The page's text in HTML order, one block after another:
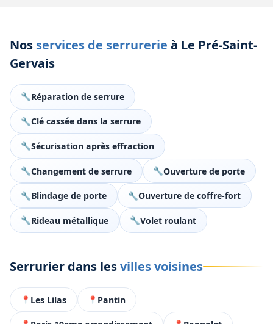
Nos services de serrurerie à Le Pré-Saint-
Gervais
Réparation de serrure
Clé cassée dans la serrure
Sécurisation après effraction
Changement de serrure Ouverture de porte
Blindage de porte Ouverture de coffre-fort
Rideau métallique Volet roulant
Serrurier dans lesvilles voisines
Les Lilas Pantin